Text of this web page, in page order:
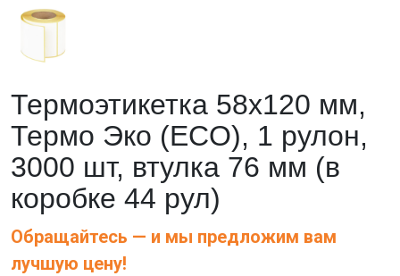
Термоэтикетка 58х120 мм,
Термо Эко (ECO), 1 рулон,
3000 шт, втулка 76 мм (в
коробке 44 рул)
Обращайтесь — и мы предложим вам
лучшую цену!